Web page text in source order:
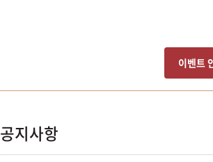
이벤트
공지사항